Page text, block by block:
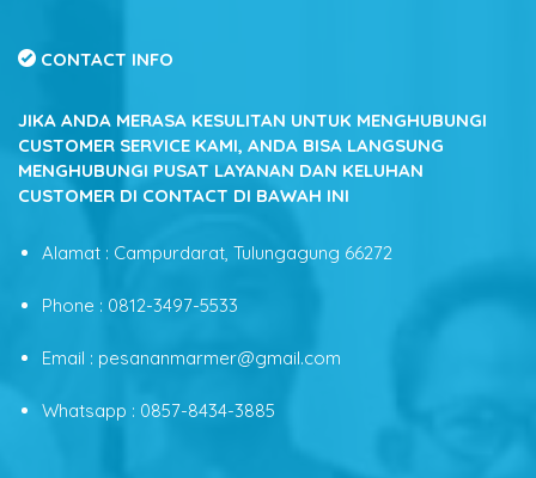
CONTACT INFO
JIKA ANDA MERASA KESULITAN UNTUK MENGHUBUNGI
CUSTOMER SERVICE KAMI, ANDA BISA LANGSUNG
MENGHUBUNGI PUSAT LAYANAN DAN KELUHAN
CUSTOMER DI CONTACT DI BAWAH INI
Alamat : Campurdarat, Tulungagung 66272
Phone : 0812-3497-5533
Email : pesananmarmer@gmail.com
Whatsapp : 0857-8434-3885